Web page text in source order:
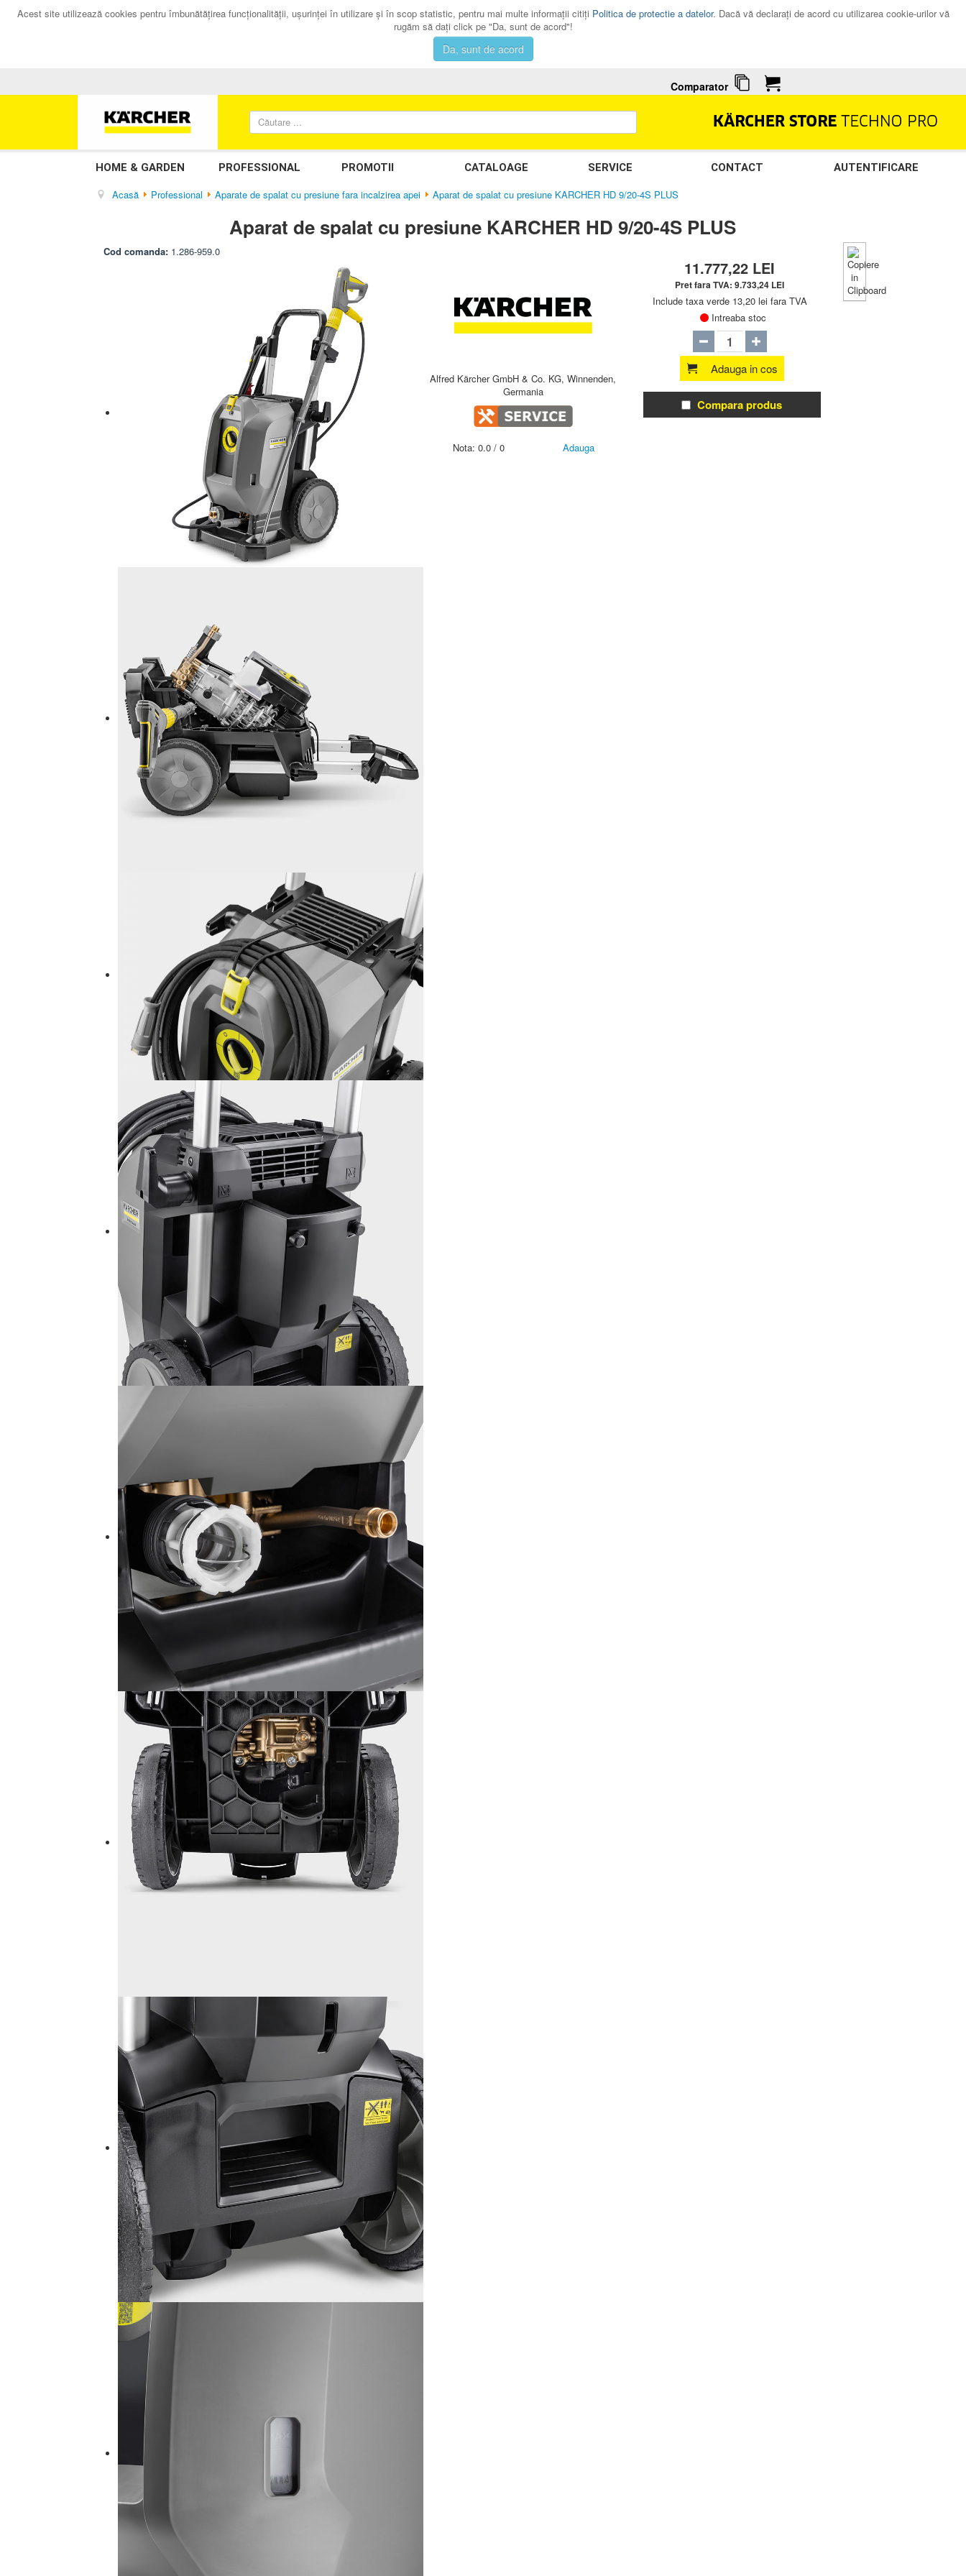
Acest site utilizează cookies pentru îmbunătăţirea funcţionalităţii, uşurinţei în utilizare şi în scop statistic, pentru mai multe informaţii citiţi Politica de protectie a datelor. Dacă vă declaraţi de acord cu utilizarea cookie-urilor vă
rugăm să daţi click pe "Da, sunt de acord"!
Da, sunt de acord
Comparator
HOME & GARDEN PROFESSIONAL PROMOTII CATALOAGE SERVICE CONTACT AUTENTIFICARE
Acasă Professional Aparate de spalat cu presiune fara incalzirea apei Aparat de spalat cu presiune KARCHER HD 9/20-4S PLUS
Aparat de spalat cu presiune KARCHER HD 9/20-4S PLUS
Cod comanda: 1.286-959.0
Alfred Kärcher GmbH & Co. KG, Winnenden,
Germania
Nota: 0.0 / 0 Adauga
11.777,22 LEI
Pret fara TVA:9.733,24 LEI
Include taxa verde 13,20 lei fara TVA
Intreaba stoc
Adauga in cos
Compara produs